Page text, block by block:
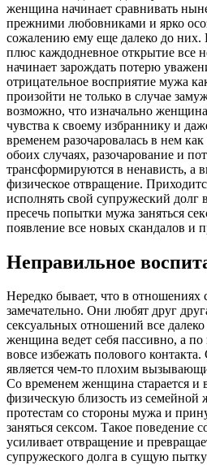
женщина начинает сравнивать
прежними любовниками и ярко
сожалению ему еще далеко до них.
плюс каждодневное открытие все
начинает зарождать потерю
отрицательное восприятие мужа
произойти не только в случае
возможно, что изначально
чувства к своему избраннику и
временем разочаровалась в нем
обоих случаях, разочарование и
трансформируются в ненависть, а
физическое отвращение.
исполнять свой супружеский долг
пресечь попытки мужа заняться
появление все новых скандалов и
Неправильное
Нередко бывает, что в отношениях
замечательно. Они любят друг
сексуальных отношений все
женщина ведет себя пассивно, а
вовсе избежать полового
является чем-то плохим
Со временем женщина старается и
физическую близость из семейной
протестам со стороны мужа и
заняться сексом. Такое поведение
усиливает отвращение и
супружеского долга в сущую